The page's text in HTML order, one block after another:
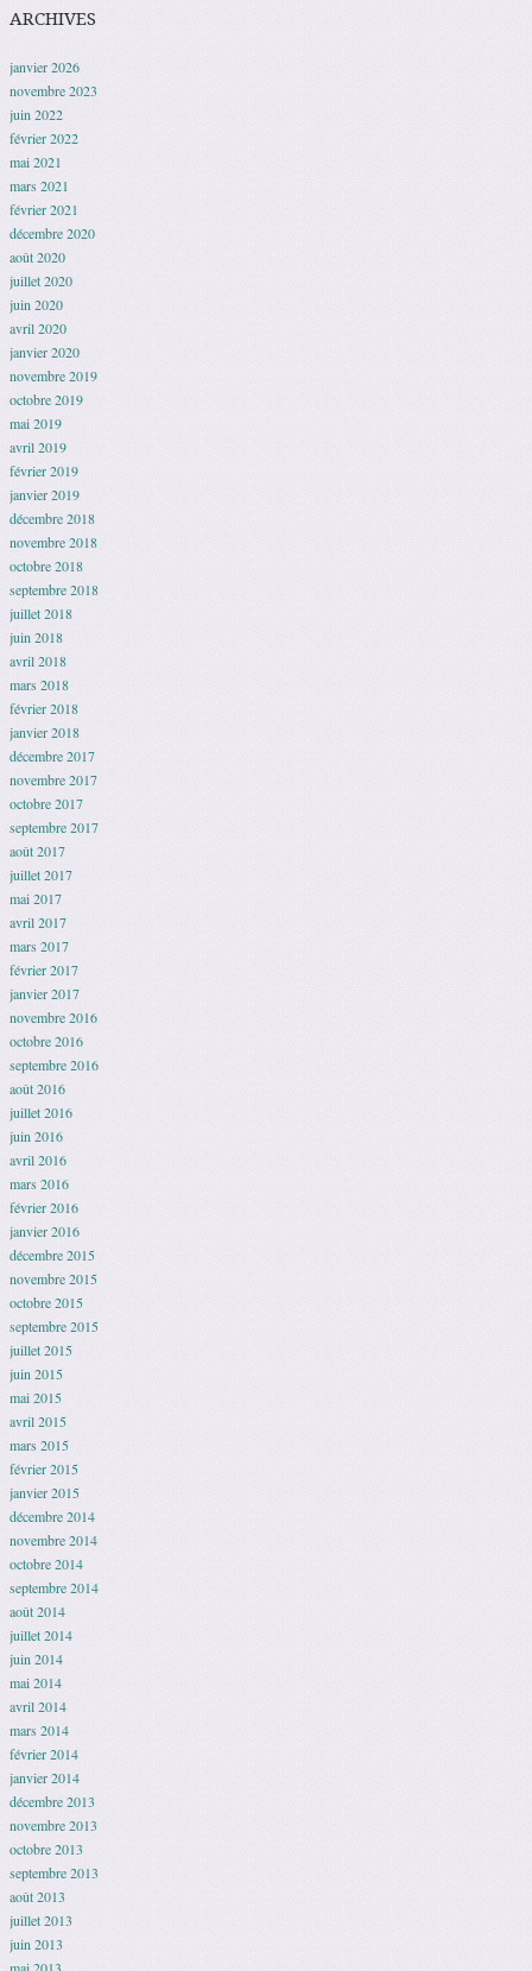
ARCHIVES
janvier 2026
novembre 2023
juin 2022
février 2022
mai 2021
mars 2021
février 2021
décembre 2020
août 2020
juillet 2020
juin 2020
avril 2020
janvier 2020
novembre 2019
octobre 2019
mai 2019
avril 2019
février 2019
janvier 2019
décembre 2018
novembre 2018
octobre 2018
septembre 2018
juillet 2018
juin 2018
avril 2018
mars 2018
février 2018
janvier 2018
décembre 2017
novembre 2017
octobre 2017
septembre 2017
août 2017
juillet 2017
mai 2017
avril 2017
mars 2017
février 2017
janvier 2017
novembre 2016
octobre 2016
septembre 2016
août 2016
juillet 2016
juin 2016
avril 2016
mars 2016
février 2016
janvier 2016
décembre 2015
novembre 2015
octobre 2015
septembre 2015
juillet 2015
juin 2015
mai 2015
avril 2015
mars 2015
février 2015
janvier 2015
décembre 2014
novembre 2014
octobre 2014
septembre 2014
août 2014
juillet 2014
juin 2014
mai 2014
avril 2014
mars 2014
février 2014
janvier 2014
décembre 2013
novembre 2013
octobre 2013
septembre 2013
août 2013
juillet 2013
juin 2013